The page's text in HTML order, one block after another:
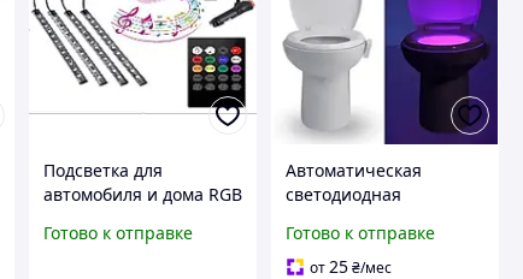
Подсветка для
автомобиля и дома RGB
универсальная
Готово к отправке
Автоматическая
светодиодная
Light Bowl на
аккумуляторе с
Готово к отправке
от 25₴/мес